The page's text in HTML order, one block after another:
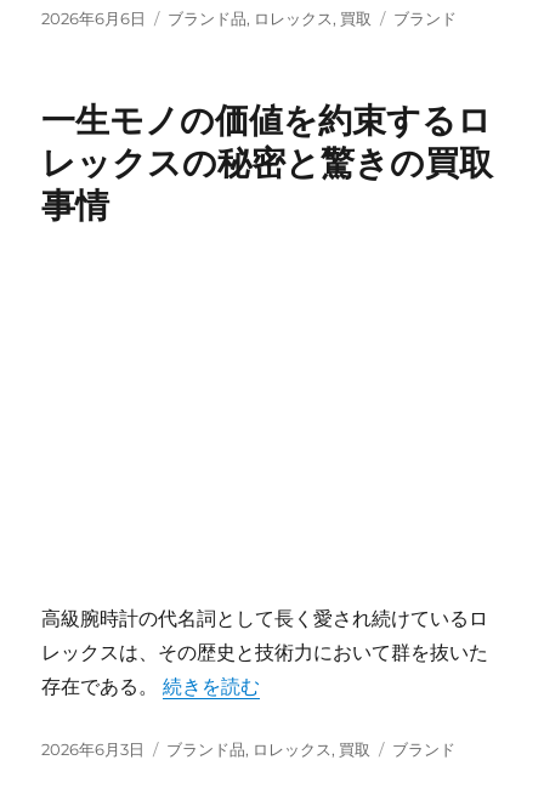
投
2026年6月6日
カ
ー
ブランド品, ロレックス, 買取
タ
ブランド
一生モノの価値を約束するロ
レックスの秘密と驚きの買取
事情
高級腕時計の代名詞として長く愛され続けているロ
レックスは、その歴史と技術力において群を抜いた
存在である。“一生モノの価値を約束するロレックスの
続きを読む
投
2026年6月3日
カ
ブランド品, ロレックス, 買取
タ
ブランド